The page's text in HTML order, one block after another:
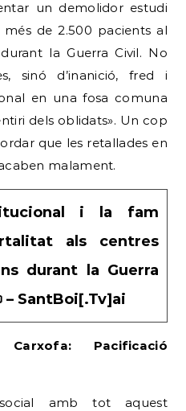
un demolidor estudi
de 2.500 pacients al
la Guerra Civil. No
sinó d’inanició, fred i
en una fosa comuna
dels oblidats». Un cop
que les retallades en
malament.
i la fam
als centres
durant la Guerra
– SantBoi[.Tv]ai
Pacificació
social amb tot aquest